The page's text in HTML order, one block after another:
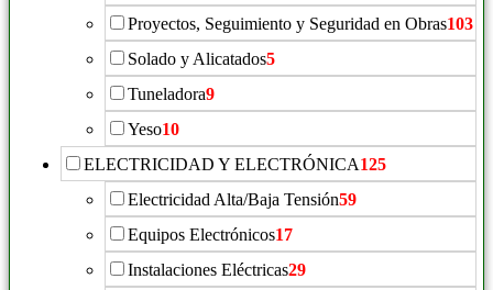
Proyectos, Seguimiento y Seguridad en Obras103
Solado y Alicatados5
Tuneladora9
Yeso10
ELECTRICIDAD Y ELECTRÓNICA125
Electricidad Alta/Baja Tensión59
Equipos Electrónicos17
Instalaciones Eléctricas29